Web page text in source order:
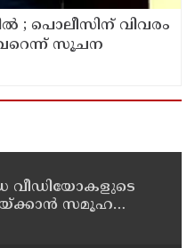
; പൊലീസിന് വിവരം
സൂചന
വീഡിയോകളുടെ
സമൂഹ